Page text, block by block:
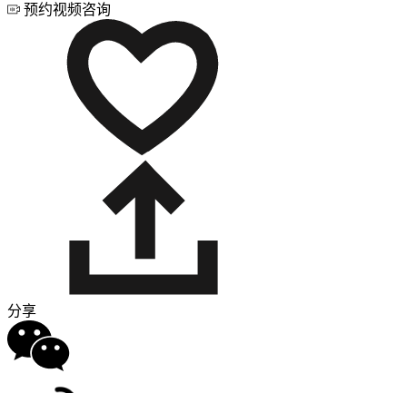
预约视频咨询
分享